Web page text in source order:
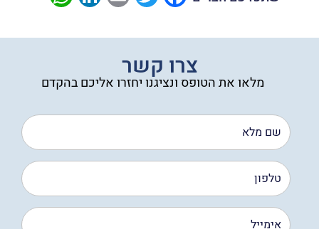
צרו קשר
מלאו את הטופס ונציגנו יחזרו אליכם בהקדם